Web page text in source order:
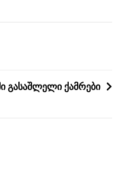
გასაშლელი ქამრები